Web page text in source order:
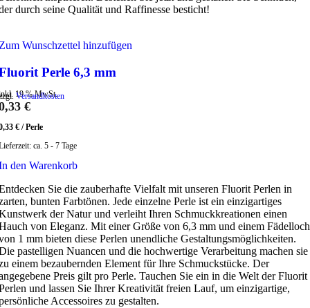
durch seine Qualität und Raffinesse besticht!
Wunschzettel hinzufügen
Perle 6,3 mm
19 % MwSt.
Versandkosten
€
€ /Perle
ca. 5 - 7 Tage
den Warenkorb
Sie die zauberhafte Vielfalt mit unseren Fluorit Perlen in
bunten Farbtönen. Jede einzelne Perle ist ein einzigartiges
der Natur und verleiht Ihren Schmuckkreationen einen
von Eleganz. Mit einer Größe von 6,3 mm und einem Fädelloch
1 mm bieten diese Perlen unendliche Gestaltungsmöglichkeiten.
pastelligen Nuancen und die hochwertige Verarbeitung machen sie
einem bezaubernden Element für Ihre Schmuckstücke. Der
Preis gilt pro Perle. Tauchen Sie ein in die Welt der Fluorit
und lassen Sie Ihrer Kreativität freien Lauf, um einzigartige,
Accessoires zu gestalten.